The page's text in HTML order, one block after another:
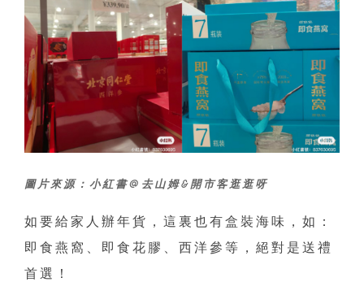
圖片來源：小紅書@去山姆&開市客逛逛呀
如要給家人辦年貨，這裏也有盒裝海味，如：
即食燕窩、即食花膠、西洋參等，絕對是送禮
首選！